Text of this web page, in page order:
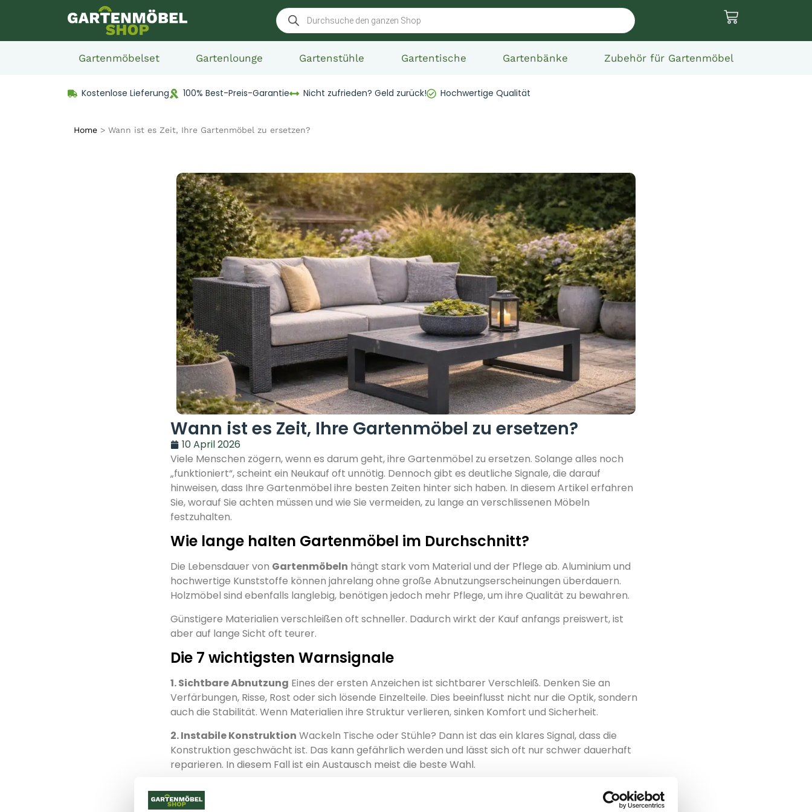
Gartenmöbelset Gartenlounge Gartenstühle Gartentische Gartenbänke Zubehör für Gartenmöbel
Kostenlose Lieferung 100% Best-Preis-Garantie Nicht zufrieden? Geld zurück! Hochwertige Qualität
Home > Wann ist es Zeit, Ihre Gartenmöbel zu ersetzen?
Wann ist es Zeit, Ihre Gartenmöbel zu ersetzen?
10 April 2026
Viele Menschen zögern, wenn es darum geht, ihre Gartenmöbel zu ersetzen. Solange alles noch
„funktioniert“, scheint ein Neukauf oft unnötig. Dennoch gibt es deutliche Signale, die darauf
hinweisen, dass Ihre Gartenmöbel ihre besten Zeiten hinter sich haben. In diesem Artikel erfahren
Sie, worauf Sie achten müssen und wie Sie vermeiden, zu lange an verschlissenen Möbeln
festzuhalten.
Wie lange halten Gartenmöbel im Durchschnitt?
Die Lebensdauer von Gartenmöbeln hängt stark vom Material und der Pflege ab. Aluminium und
hochwertige Kunststoffe können jahrelang ohne große Abnutzungserscheinungen überdauern.
Holzmöbel sind ebenfalls langlebig, benötigen jedoch mehr Pflege, um ihre Qualität zu bewahren.
Günstigere Materialien verschleißen oft schneller. Dadurch wirkt der Kauf anfangs preiswert, ist
aber auf lange Sicht oft teurer.
Die 7 wichtigsten Warnsignale
1. Sichtbare Abnutzung Eines der ersten Anzeichen ist sichtbarer Verschleiß. Denken Sie an
Verfärbungen, Risse, Rost oder sich lösende Einzelteile. Dies beeinflusst nicht nur die Optik, sondern
auch die Stabilität. Wenn Materialien ihre Struktur verlieren, sinken Komfort und Sicherheit.
2. Instabile Konstruktion Wackeln Tische oder Stühle? Dann ist das ein klares Signal, dass die
Konstruktion geschwächt ist. Das kann gefährlich werden und lässt sich oft nur schwer dauerhaft
reparieren. In diesem Fall ist ein Austausch meist die beste Wahl.
3. Nachlassender Komfort
Durchhängende Kissen oder Stühle, die nicht mehr bequem sind,
führen dazu, dass Sie Ihre Gartenmöbel seltener nutzen. Schließlich möchten Sie sich komfortabel